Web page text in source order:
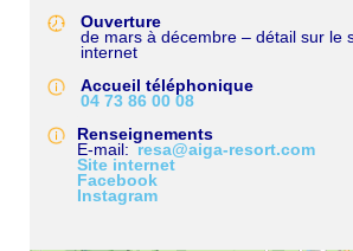
Ouverture
de mars à décembre – détail sur le
internet
Accueil téléphonique
04 73 86 00 08
Renseignements
E-mail
resa@aiga-resort.com
Site internet
Facebook
Instagram